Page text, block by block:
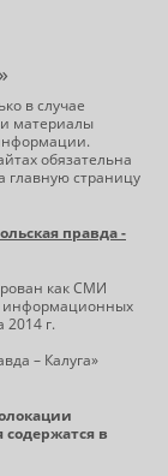
в случае
материалы
обязательна
главную страницу
правда -
как СМИ
информационных
2014 г.
– Калуга»
содержатся в